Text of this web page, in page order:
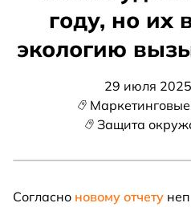
году, но их
экологию
29 июля 2025
Защита
Согласно новому отчету